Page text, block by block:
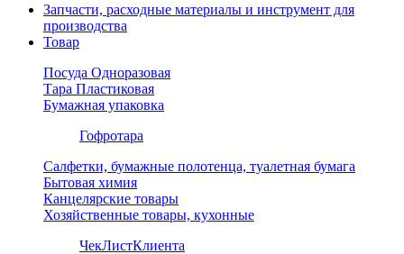
Запчасти, расходные материалы и инструмент для
производства
Товар
Посуда Одноразовая
Тара Пластиковая
Бумажная упаковка
Гофротара
Салфетки, бумажные полотенца, туалетная бумага
Бытовая химия
Канцелярские товары
Хозяйственные товары, кухонные
ЧекЛистКлиента